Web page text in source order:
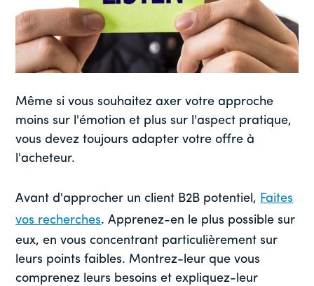
Même si vous souhaitez axer votre approche
moins sur l'émotion et plus sur l'aspect pratique,
vous devez toujours adapter votre offre à
l'acheteur.
Avant d'approcher un client B2B potentiel, Faites
vos recherches. Apprenez-en le plus possible sur
eux, en vous concentrant particulièrement sur
leurs points faibles. Montrez-leur que vous
comprenez leurs besoins et expliquez-leur